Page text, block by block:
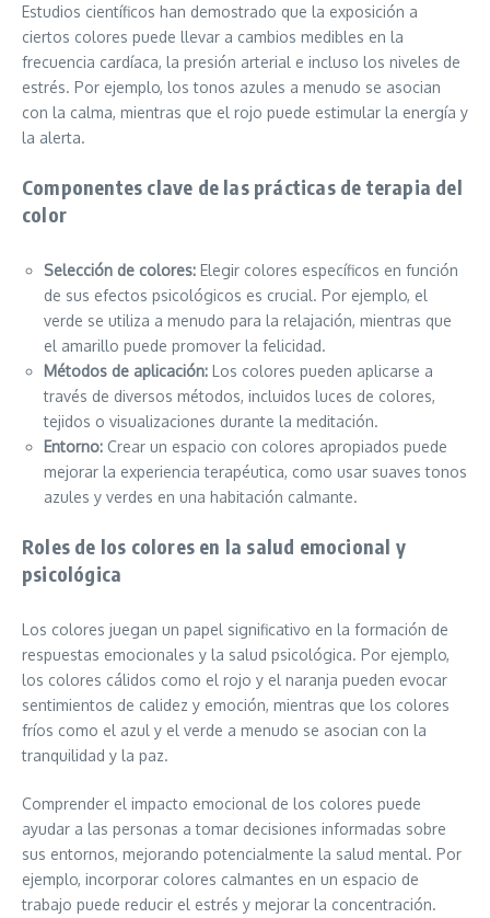
Estudios científicos han demostrado que la exposición a
ciertos colores puede llevar a cambios medibles en la
frecuencia cardíaca, la presión arterial e incluso los niveles de
estrés. Por ejemplo, los tonos azules a menudo se asocian
con la calma, mientras que el rojo puede estimular la energía y
la alerta.
Componentes clave de las prácticas de terapia del
color
Selección de colores: Elegir colores específicos en función
de sus efectos psicológicos es crucial. Por ejemplo, el
verde se utiliza a menudo para la relajación, mientras que
el amarillo puede promover la felicidad.
Métodos de aplicación: Los colores pueden aplicarse a
través de diversos métodos, incluidos luces de colores,
tejidos o visualizaciones durante la meditación.
Entorno: Crear un espacio con colores apropiados puede
mejorar la experiencia terapéutica, como usar suaves tonos
azules y verdes en una habitación calmante.
Roles de los colores en la salud emocional y
psicológica
Los colores juegan un papel significativo en la formación de
respuestas emocionales y la salud psicológica. Por ejemplo,
los colores cálidos como el rojo y el naranja pueden evocar
sentimientos de calidez y emoción, mientras que los colores
fríos como el azul y el verde a menudo se asocian con la
tranquilidad y la paz.
Comprender el impacto emocional de los colores puede
ayudar a las personas a tomar decisiones informadas sobre
sus entornos, mejorando potencialmente la salud mental. Por
ejemplo, incorporar colores calmantes en un espacio de
trabajo puede reducir el estrés y mejorar la concentración.